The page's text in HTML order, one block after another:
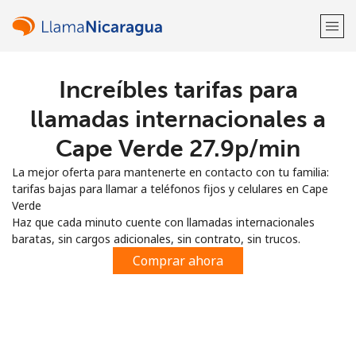
¡Bienvenido!
Regístrate con
o
Increíbles tarifas para
llamadas internacionales a
Cape Verde ⁦27.9p⁩/min
La mejor oferta para mantenerte en contacto con tu familia:
tarifas bajas para llamar a teléfonos fijos y celulares en Cape
Verde
Haz que cada minuto cuente con llamadas internacionales
baratas, sin cargos adicionales, sin contrato, sin trucos.
Comprar ahora